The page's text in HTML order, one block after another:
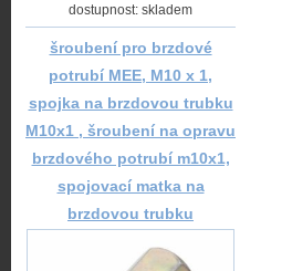
dostupnost: skladem
šroubení pro brzdové
potrubí MEE, M10 x 1,
spojka na brzdovou trubku
M10x1 , šroubení na opravu
brzdového potrubí m10x1,
spojovací matka na
brzdovou trubku